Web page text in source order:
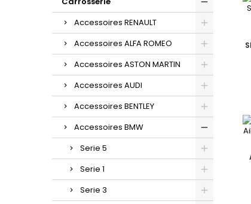
Accessoires RENAULT
Accessoires ALFA ROMEO
Accessoires ASTON MARTIN
Accessoires AUDI
Accessoires BENTLEY
Accessoires BMW
Serie 5
Serie 1
Serie 3